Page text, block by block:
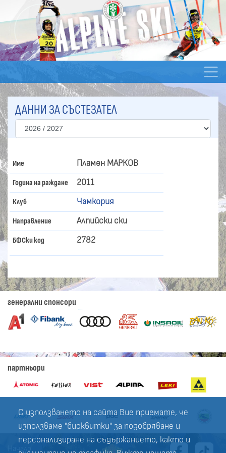
С използването на сайта Вие приемате, че
използваме "бисквитки" за подобряване и
персонализиране на съдържанието, както и
ДАННИ ЗА СЪСТЕЗАТЕЛ
Име Пламен МАРКОВ
Година на раждане 2011
Клуб Чамкория
Направление Алпийски ски
БФСки код 2782
генерални спонсори
партньори